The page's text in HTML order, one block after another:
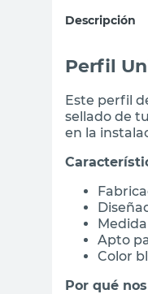
Descripción
Perfil
Este perfil
sellado de
en la
Apto
Color
Por qué